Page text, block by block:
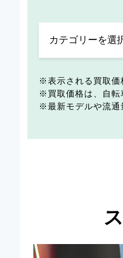
表示される買取価
買取価格は、自
最新モデルや流通